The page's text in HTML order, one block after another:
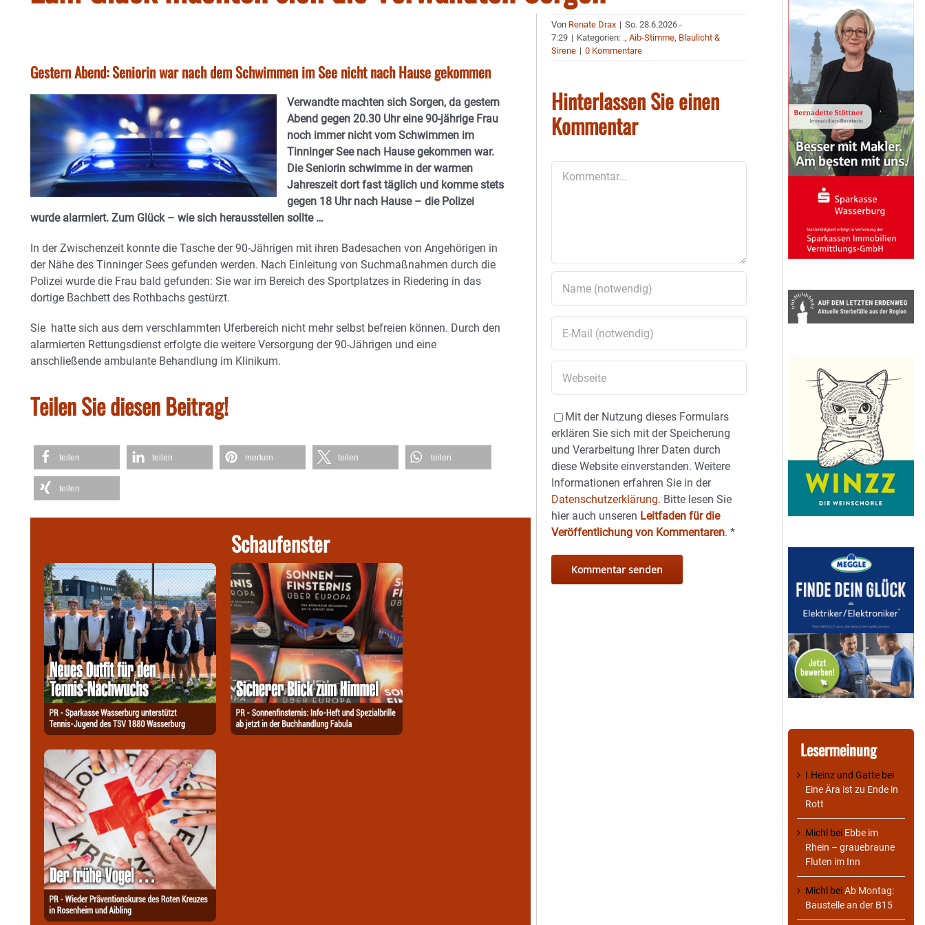
Gestern Abend: Seniorin war nach dem Schwimmen im See nicht nach Hause gekommen
Verwandte machten sich Sorgen, da gestern
Abend gegen 20.30 Uhr eine 90-jährige Frau
noch immer nicht vom Schwimmen im
Tinninger See nach Hause gekommen war.
Die Seniorin schwimme in der warmen
Jahreszeit dort fast täglich und komme stets
gegen 18 Uhr nach Hause – die Polizei
wurde alarmiert. Zum Glück – wie sich herausstellen sollte …
In der Zwischenzeit konnte die Tasche der 90-Jährigen mit ihren Badesachen von Angehörigen in
der Nähe des Tinninger Sees gefunden werden. Nach Einleitung von Suchmaßnahmen durch die
Polizei wurde die Frau bald gefunden: Sie war im Bereich des Sportplatzes in Riedering in das
dortige Bachbett des Rothbachs gestürzt.
Sie hatte sich aus dem verschlammten Uferbereich nicht mehr selbst befreien können. Durch den
alarmierten Rettungsdienst erfolgte die weitere Versorgung der 90-Jährigen und eine
anschließende ambulante Behandlung im Klinikum.
Teilen Sie diesen Beitrag!
teilen teilen merken teilen teilen
teilen
Schaufenster
Von Renate Drax | So. 28.6.2026 -
7:29 | Kategorien: .,Aib-Stimme, Blaulicht &
Sirene | 0 Kommentare
Hinterlassen Sie einen
Kommentar
Mit der Nutzung dieses Formulars
erklären Sie sich mit der Speicherung
und Verarbeitung Ihrer Daten durch
diese Website einverstanden. Weitere
Informationen erfahren Sie in der
Datenschutzerklärung. Bitte lesen Sie
hier auch unseren Leitfaden für die
Veröffentlichung von Kommentaren.*
Lesermeinung
I.Heinz und Gatte bei
Eine Ära ist zu Ende in
Rott
Michl bei Ebbe im
Rhein – grauebraune
Fluten im Inn
Michl beiAb Montag:
Baustelle an der B15